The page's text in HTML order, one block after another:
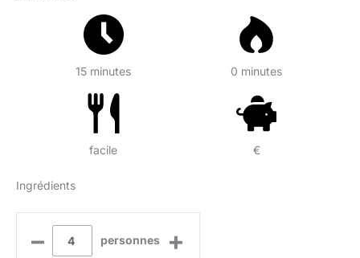
15 minutes 0 minutes
facile €
Ingrédients
– personnes +